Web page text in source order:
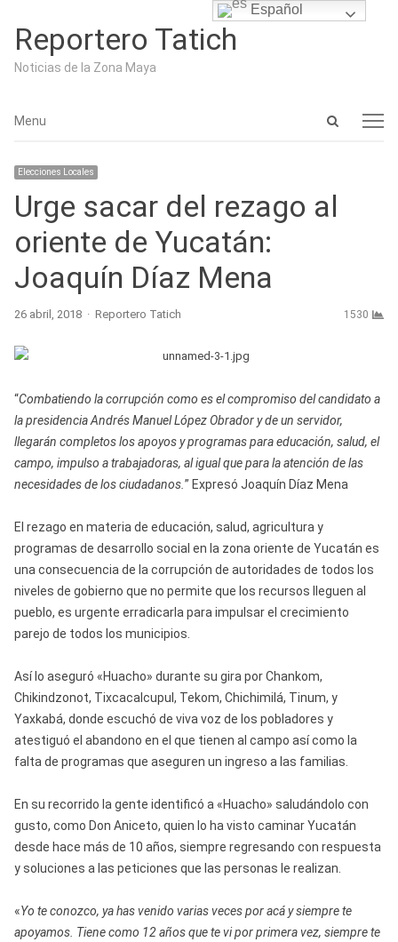
Reportero Tatich
Noticias de la Zona Maya
Open
Menu
Menu
Elecciones Locales
Urge sacar del rezago al
oriente de Yucatán:
Joaquín Díaz Mena
26 abril, 2018 Author
Reportero Tatich 1530
“Combatiendo la corrupción como es el compromiso del candidato a
la presidencia Andrés Manuel López Obrador y de un servidor,
llegarán completos los apoyos y programas para educación, salud, el
campo, impulso a trabajadoras, al igual que para la atención de las
necesidades de los ciudadanos. ” Expresó Joaquín Díaz Mena
El rezago en materia de educación, salud, agricultura y
programas de desarrollo social en la zona oriente de Yucatán es
una consecuencia de la corrupción de autoridades de todos los
niveles de gobierno que no permite que los recursos lleguen al
pueblo, es urgente erradicarla para impulsar el crecimiento
parejo de todos los municipios.
Así lo aseguró «Huacho» durante su gira por Chankom,
Chikindzonot, Tixcacalcupul, Tekom, Chichimilá, Tinum, y
Yaxkabá, donde escuchó de viva voz de los pobladores y
atestiguó el abandono en el que tienen al campo así como la
falta de programas que aseguren un ingreso a las familias.
En su recorrido la gente identificó a «Huacho» saludándolo con
gusto, como Don Aniceto, quien lo ha visto caminar Yucatán
desde hace más de 10 años, siempre regresando con respuesta
y soluciones a las peticiones que las personas le realizan.
«Yo te conozco, ya has venido varias veces por acá y siempre te
apoyamos. Tiene como 12 años que te vi por primera vez, siempre te
Español